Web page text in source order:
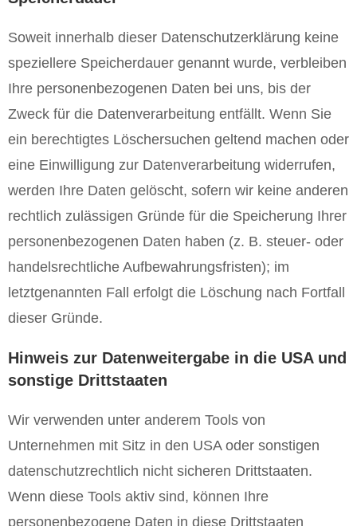
Soweit innerhalb dieser Datenschutzerklärung keine
speziellere Speicherdauer genannt wurde, verbleiben
Ihre personenbezogenen Daten bei uns, bis der
Zweck für die Datenverarbeitung entfällt. Wenn Sie
ein berechtigtes Löschersuchen geltend machen oder
eine Einwilligung zur Datenverarbeitung widerrufen,
werden Ihre Daten gelöscht, sofern wir keine anderen
rechtlich zulässigen Gründe für die Speicherung Ihrer
personenbezogenen Daten haben (z. B. steuer- oder
handelsrechtliche Aufbewahrungsfristen); im
letztgenannten Fall erfolgt die Löschung nach Fortfall
dieser Gründe.
Hinweis zur Datenweitergabe in die USA und
sonstige Drittstaaten
Wir verwenden unter anderem Tools von
Unternehmen mit Sitz in den USA oder sonstigen
datenschutzrechtlich nicht sicheren Drittstaaten.
Wenn diese Tools aktiv sind, können Ihre
personenbezogene Daten in diese Drittstaaten